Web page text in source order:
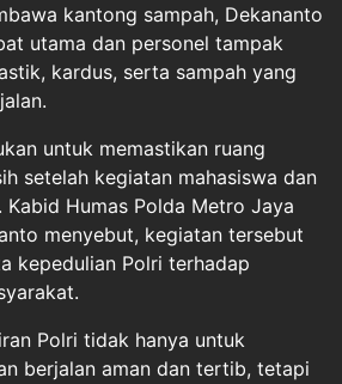
kantong sampah, Dekananto
utama dan personel tampak
kardus, serta sampah yang
untuk memastikan ruang
setelah kegiatan mahasiswa dan
Kabid Humas Polda Metro Jaya
menyebut, kegiatan tersebut
kepedulian Polri terhadap
Polri tidak hanya untuk
berjalan aman dan tertib, tetapi